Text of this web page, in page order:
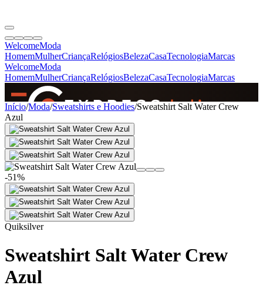
WelcomeModa
HomemMulherCriançaRelógiosBelezaCasaTecnologiaMarcas
WelcomeModa
HomemMulherCriançaRelógiosBelezaCasaTecnologiaMarcas
SINCE 2005
+de 36.000 reviews
Início/Moda/Sweatshirts e Hoodies/Sweatshirt Salt Water Crew
Azul
-51%
Quiksilver
Sweatshirt Salt Water Crew
Azul